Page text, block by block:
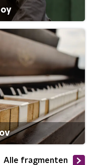
Alle fragmenten